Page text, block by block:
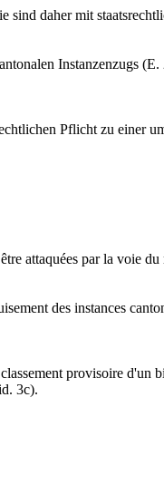
daher mit
Instanzenzugs (E.
Pflicht zu einer
attaquées par la voie
des instances
provisoire d'un
3c).